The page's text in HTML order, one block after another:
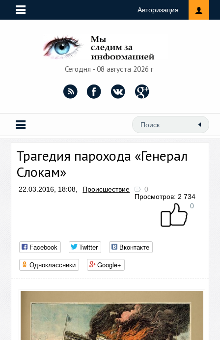
Авторизация
Сегодня - 08 августа 2026 г
Трагедия парохода «Генерал
Слокам»
22.03.2016, 18:08, Происшествие
0
Просмотров: 2 734
0
Facebook Twitter
Вконтакте
Одноклассники
Google+